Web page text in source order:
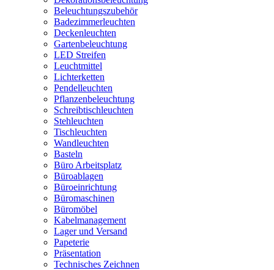
Beleuchtungszubehör
Badezimmerleuchten
Deckenleuchten
Gartenbeleuchtung
LED Streifen
Leuchtmittel
Lichterketten
Pendelleuchten
Pflanzenbeleuchtung
Schreibtischleuchten
Stehleuchten
Tischleuchten
Wandleuchten
Basteln
Büro Arbeitsplatz
Büroablagen
Büroeinrichtung
Büromaschinen
Büromöbel
Kabelmanagement
Lager und Versand
Papeterie
Präsentation
Technisches Zeichnen